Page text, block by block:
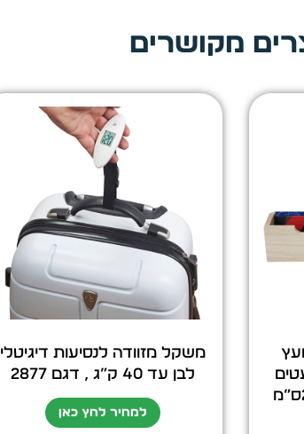
מקושרים
ומעמד כרטיסי ביקור 29ס”מ
משקל מזוודה לנסיעות דיגיטלי
לבן עד 40 ק”ג , דגם 2877
למחיר לחץ כאן